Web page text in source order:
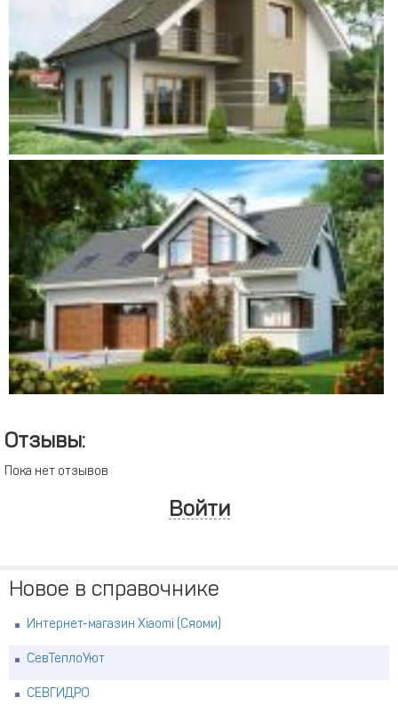
Отзывы:
Пока нет отзывов
Войти
Новое в справочнике
Интернет-магазин Xiaomi (Сяоми)
СевТеплоУют
СЕВГИДРО